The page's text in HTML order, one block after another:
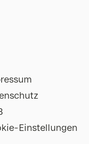
Einstellungen